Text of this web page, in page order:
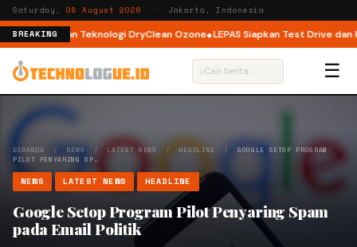
Saturday,08 August 2026 · Jakarta, Indonesia
BREAKING
Load dengan Teknologi DryClean Ozone LEPAS Siapkan Test Drive dan
⌕ ☰
BERANDA / NEWS / LATEST NEWS / HEADLINE /GOOGLE SETOP PROGRAM
PILOT PENYARING SP…
NEWS LATEST NEWS HEADLINE
Google Setop Program Pilot Penyaring Spam
pada Email Politik